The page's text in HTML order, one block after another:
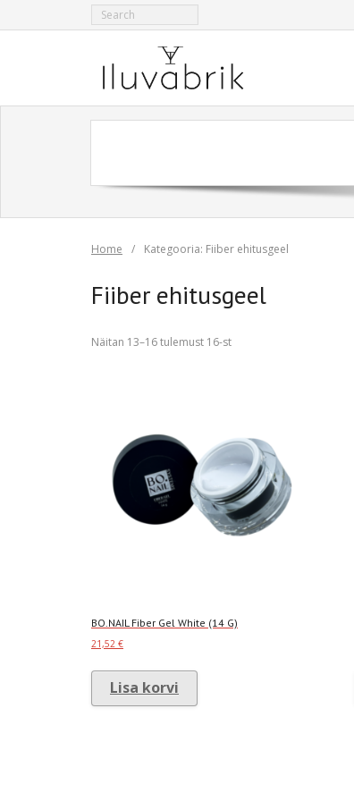
Home / Kategooria: Fiiber ehitusgeel
Fiiber ehitusgeel
Näitan 13–16 tulemust 16-stSorted
BO.NAIL Fiber Gel White (14 G)
21,52 €
Lisa korvi